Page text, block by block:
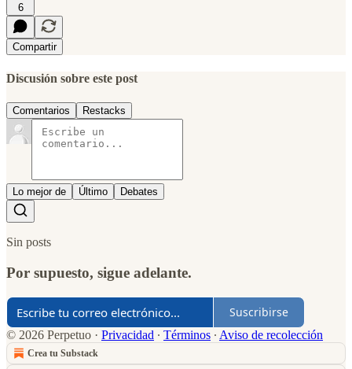
6
Compartir
Discusión sobre este post
Comentarios Restacks
Lo mejor de Último Debates
Sin posts
Por supuesto, sigue adelante.
Suscribirse
© 2026 Perpetuo · Privacidad ∙ Términos ∙ Aviso de recolección
Crea tu Substack